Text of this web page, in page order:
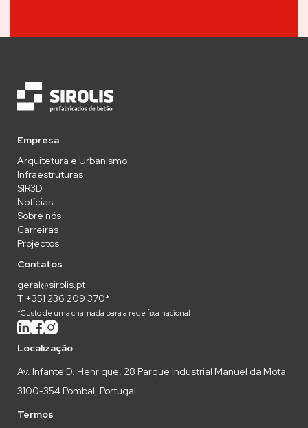
Empresa
Arquitetura e Urbanismo
Infraestruturas
SIR3D
Notícias
Sobre nós
Carreiras
Projectos
Contatos
geral@sirolis.pt
T +351 236 209 370*
*Custo de uma chamada para a rede fixa nacional
Localização
Av. Infante D. Henrique, 28 Parque Industrial Manuel da Mota
3100-354 Pombal, Portugal
Termos